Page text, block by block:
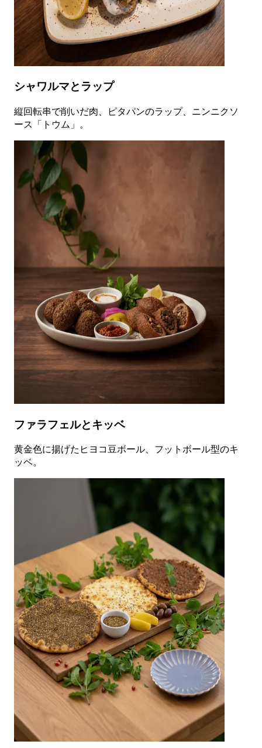
シャワルマとラップ
縦回転串で削いだ肉、ピタパンのラップ、ニンニクソ
ース「トウム」。
ファラフェルとキッベ
黄金色に揚げたヒヨコ豆ボール、フットボール型のキ
ッベ。